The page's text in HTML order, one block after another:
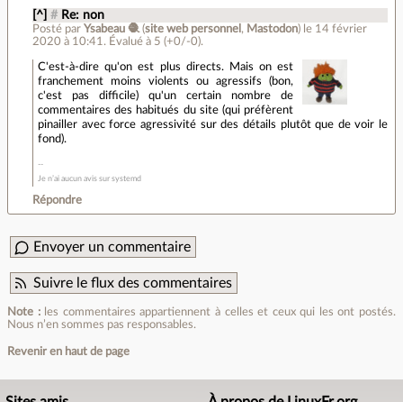
[^] # Re: non
Posté parYsabeau 🧶 (site web personnel , Mastodon) le 14 février
2020 à 10:41 . Évalué à 5 (+0/-0).
C'est-à-dire qu'on est plus directs. Mais on est
franchement moins violents ou agressifs (bon,
c'est pas difficile) qu'un certain nombre de
commentaires des habitués du site (qui préfèrent
pinailler avec force agressivité sur des détails plutôt que de voir le
fond).
Je n’ai aucun avis sur systemd
Répondre
Envoyer un commentaire
Suivre le flux des commentaires
Note :les commentaires appartiennent à celles et ceux qui les ont postés.
Nous n’en sommes pas responsables.
Revenir en haut de page